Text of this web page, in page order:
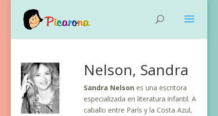
Nelson, Sandra
Sandra Nelson es una escritora
especializada en literatura infantil. A
caballo entre París y la Costa Azul,